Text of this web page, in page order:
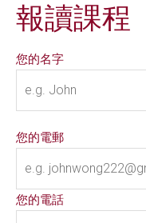
報讀課程
您的名字
您的電郵
您的電話